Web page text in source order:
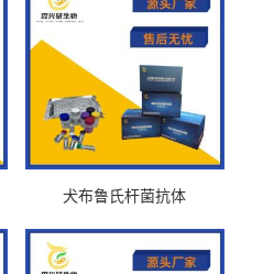
犬布鲁氏杆菌抗体